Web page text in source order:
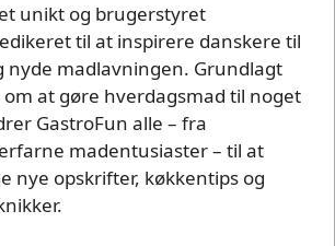
unikt og brugerstyret
til at inspirere danskere til
nyde madlavningen. Grundlagt
at gøre hverdagsmad til noget
GastroFun alle – fra
madentusiaster – til at
nye opskrifter, køkkentips og